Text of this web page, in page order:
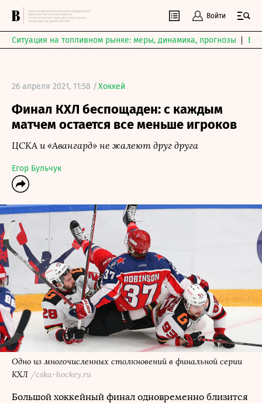
Войти
Ситуация на топливном рынке: меры, динамика, прогнозы
26 апреля 2021, 11:58 /Хоккей
Финал КХЛ беспощаден: с каждым
матчем остается все меньше игроков
ЦСКА и «Авангард» не жалеют друг друга
Егор Бульчук
Одно из многочисленных столкновений в финальной серии
КХЛ /cska-hockey.ru
Большой хоккейный финал одновременно близится